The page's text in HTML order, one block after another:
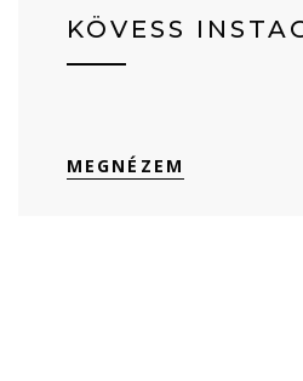
KÖVESS
MEGNÉZEM